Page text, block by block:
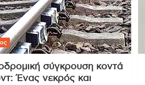
σύγκρουση κοντά
Ένας νεκρός και